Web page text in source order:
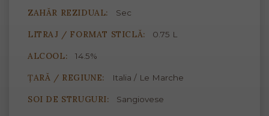
ZAHĂR REZIDUAL: Sec
LITRAJ / FORMAT STICLĂ: 0.75 L
ALCOOL: 14.5%
ȚARĂ / REGIUNE: Italia / Le Marche
SOI DE STRUGURI: Sangiovese